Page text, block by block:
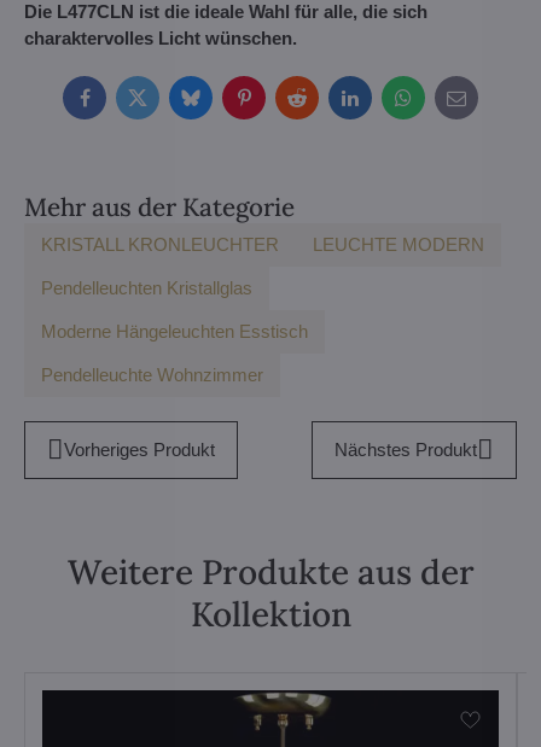
Die L477CLN ist die ideale Wahl für alle, die sich
charaktervolles Licht wünschen.
FacebookTwitterBlueskyPinterestRedditLinkedInWhatsApp
E-
mail
Mehr aus der Kategorie
KRISTALL KRONLEUCHTER LEUCHTE MODERN
Pendelleuchten Kristallglas
Moderne Hängeleuchten Esstisch
Pendelleuchte Wohnzimmer
Vorheriges Produkt Nächstes Produkt
Weitere Produkte aus der
Kollektion